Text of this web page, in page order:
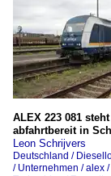
Deutschland
Dieselloks
BR 223
alex /
2020
2020
2022
2025
ALEX 223 081
abfahrtbereit in
Leon Schrijvers
Deutschland /
/ Unternehmen / alex